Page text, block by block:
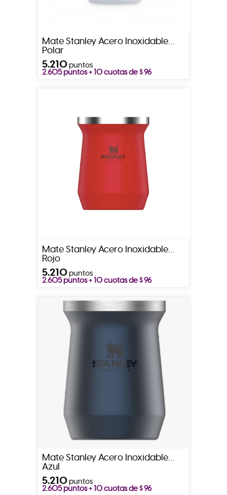
Mate Stanley Acero Inoxidable
Polar
5.210puntos
2.605 puntos + 10 cuotas de $ 96
Mate Stanley Acero Inoxidable
Rojo
5.210puntos
2.605 puntos + 10 cuotas de $ 96
Mate Stanley Acero Inoxidable
Azul
5.210puntos
2.605 puntos + 10 cuotas de $ 96